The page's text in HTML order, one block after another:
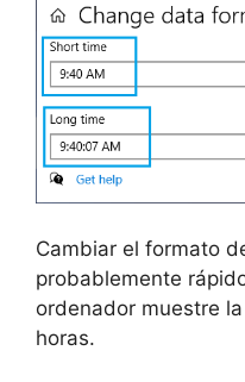
Cambiar el formato
probablemente
ordenador muestre
horas.